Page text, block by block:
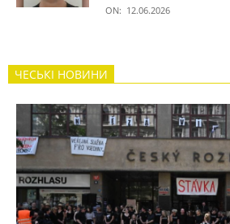
ON: 12.06.2026
ЧЕСЬКІ НОВИНИ